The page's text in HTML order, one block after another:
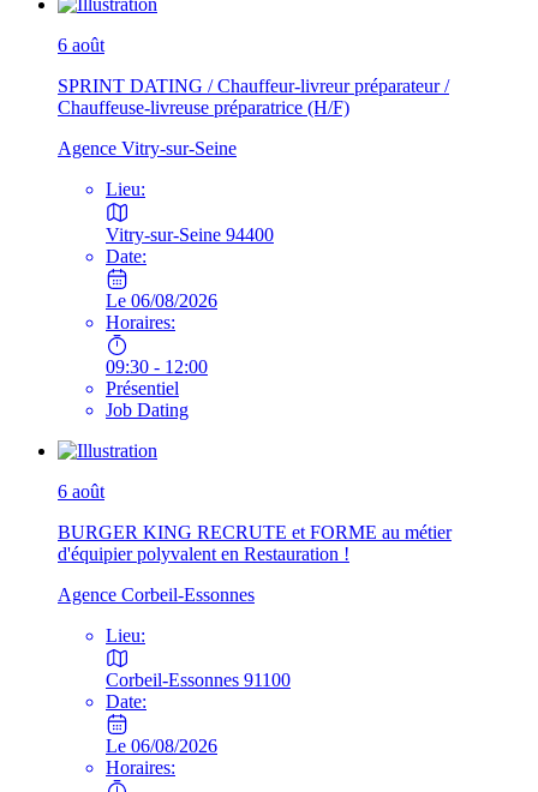
6 août
SPRINT DATING / Chauffeur-livreur préparateur /
Chauffeuse-livreuse préparatrice (H/F)
Agence Vitry-sur-Seine
Lieu:
Vitry-sur-Seine 94400
Date:
Le 06/08/2026
Horaires:
09:30 - 12:00
Présentiel
Job Dating
6 août
BURGER KING RECRUTE et FORME au métier
d'équipier polyvalent en Restauration !
Agence Corbeil-Essonnes
Lieu:
Corbeil-Essonnes 91100
Date:
Le 06/08/2026
Horaires: